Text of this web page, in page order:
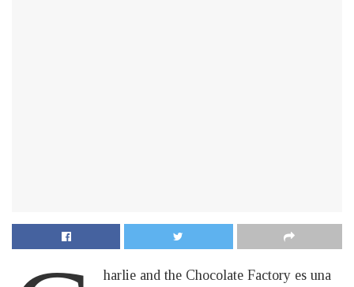
harlie and the Chocolate Factory es una